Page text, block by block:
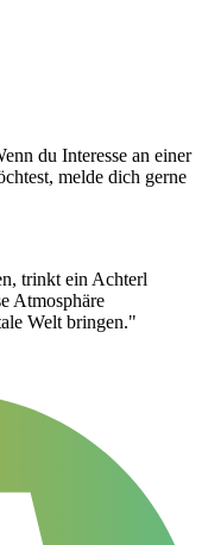
du Interesse an einer
melde dich gerne
trinkt ein Achterl
Atmosphäre
Welt bringen."